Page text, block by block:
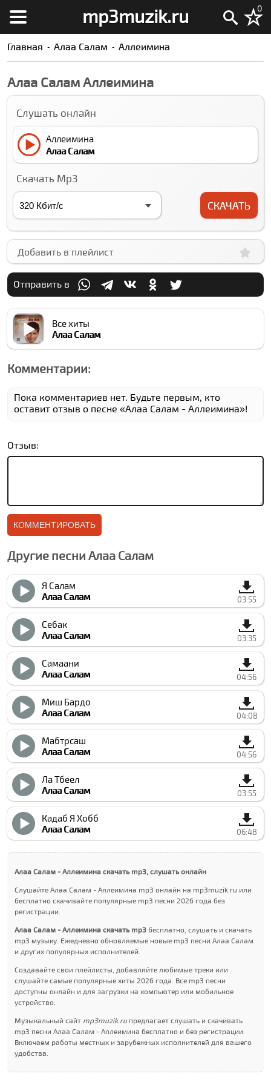
mp3muzik.ru 0
Главная Алаа Салам Аллеимина
Алаа Салам Аллеимина
Слушать онлайн
Аллеимина
Алаа Салам
Скачать Mp3
СКАЧАТЬ
Добавить в плейлист
Отправить в
Все хиты
Алаа Салам
Комментарии:
Пока комментариев нет. Будьте первым, кто
оставит отзыв о песне «Алаа Салам - Аллеимина»!
Отзыв:
Другие песни Алаа Салам
Я Салам
Алаа Салам
03:55
Себак
Алаа Салам
03:35
Самаани
Алаа Салам
04:56
Миш Бардо
Алаа Салам
04:08
Мабтрсаш
Алаа Салам
04:56
Ла Тбеел
Алаа Салам
03:55
Кадаб Я Хобб
Алаа Салам
06:48
Алаа Салам - Аллеимина скачать mp3, слушать онлайн
Слушайте Алаа Салам - Аллеимина mp3 онлайн на mp3muzik.ru или
бесплатно скачивайте популярные mp3 песни 2026 года без
регистрации.
Алаа Салам - Аллеимина скачать mp3 бесплатно, слушать и скачать
mp3 музыку. Ежедневно обновляемые новые mp3 песни Алаа Салам
и других популярных исполнителей.
Создавайте свои плейлисты, добавляйте любимые треки или
слушайте самые популярные хиты 2026 года. Все mp3 песни
доступны онлайн и для загрузки на компьютер или мобильное
устройство.
Музыкальный сайт mp3muzik.ruпредлагает слушать и скачивать
mp3 песни Алаа Салам - Аллеимина бесплатно и без регистрации.
Включаем работы местных и зарубежных исполнителей для вашего
удобства.